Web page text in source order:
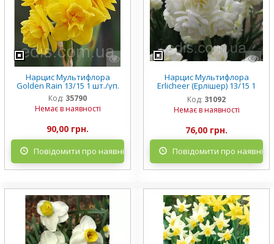
Нарцис Мультифлора
Golden Rain 13/15 1 шт./уп.
Код: 35790
Немає в наявності
90,00 грн.
Повідомити про наявність
Нарцис Мультифлора
Erlicheer (Ерлішер) 13/15 1
шт./уп.
Код: 31092
Немає в наявності
76,00 грн.
Повідомити про